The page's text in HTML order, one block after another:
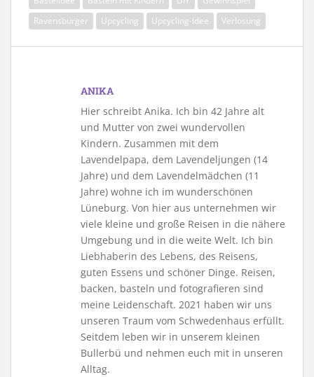
Ravensburger
Upcycling Upcycling-Idee Verlosung
ANIKA
Hier schreibt Anika. Ich bin 42 Jahre alt
und Mutter von zwei wundervollen
Kindern. Zusammen mit dem
Lavendelpapa, dem Lavendeljungen (14
Jahre) und dem Lavendelmädchen (11
Jahre) wohne ich im wunderschönen
Lüneburg. Von hier aus unternehmen wir
viele kleine und große Reisen in die nähere
Umgebung und in die weite Welt. Ich bin
Liebhaberin des Lebens, des Reisens,
guten Essens und schöner Dinge. Reisen,
backen, basteln und fotografieren sind
meine Leidenschaft. 2021 haben wir uns
unseren Traum vom Schwedenhaus erfüllt.
Seitdem leben wir in unserem kleinen
Bullerbü und nehmen euch mit in unseren
Alltag.